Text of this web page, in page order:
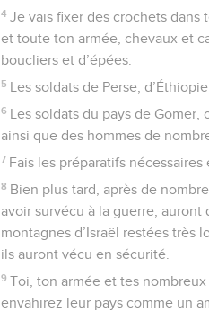
4 Je vais fixer des crochets dans
et toute ton armée, chevaux et
boucliers et d’épées.
5 Les soldats de Perse,
6 Les soldats du pays de Gomer,
ainsi que des hommes de
7 Fais les préparatifs
8 Bien plus tard, après de
avoir survécu à la guerre,
montagnes d’Israël restées très
ils auront vécu en sécurité.
9 Toi, ton armée et tes
envahirez leur pays comme un